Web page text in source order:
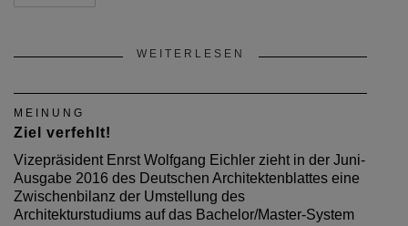
WEITERLESEN
MEINUNG
Ziel verfehlt!
Vizepräsident Enrst Wolfgang Eichler zieht in der Juni-
Ausgabe 2016 des Deutschen Architektenblattes eine
Zwischenbilanz der Umstellung des
Architekturstudiums auf das Bachelor/Master-System